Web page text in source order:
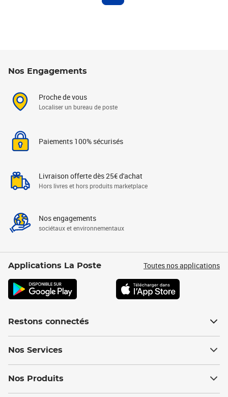
Nos Engagements
Proche de vous
Localiser un bureau de poste
Paiements 100% sécurisés
Livraison offerte dès 25€ d'achat
Hors livres et hors produits marketplace
Nos engagements
sociétaux et environnementaux
Applications La Poste Toutes nos applications
Restons connectés
Nos Services
Nos Produits